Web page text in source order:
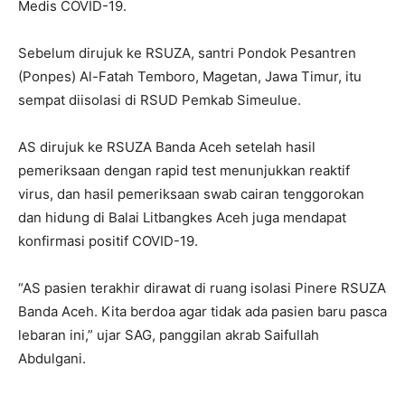
Medis COVID-19.
Sebelum dirujuk ke RSUZA, santri Pondok Pesantren
(Ponpes) Al-Fatah Temboro, Magetan, Jawa Timur, itu
sempat diisolasi di RSUD Pemkab Simeulue.
AS dirujuk ke RSUZA Banda Aceh setelah hasil
pemeriksaan dengan rapid test menunjukkan reaktif
virus, dan hasil pemeriksaan swab cairan tenggorokan
dan hidung di Balai Litbangkes Aceh juga mendapat
konfirmasi positif COVID-19.
“AS pasien terakhir dirawat di ruang isolasi Pinere RSUZA
Banda Aceh. Kita berdoa agar tidak ada pasien baru pasca
lebaran ini,” ujar SAG, panggilan akrab Saifullah
Abdulgani.